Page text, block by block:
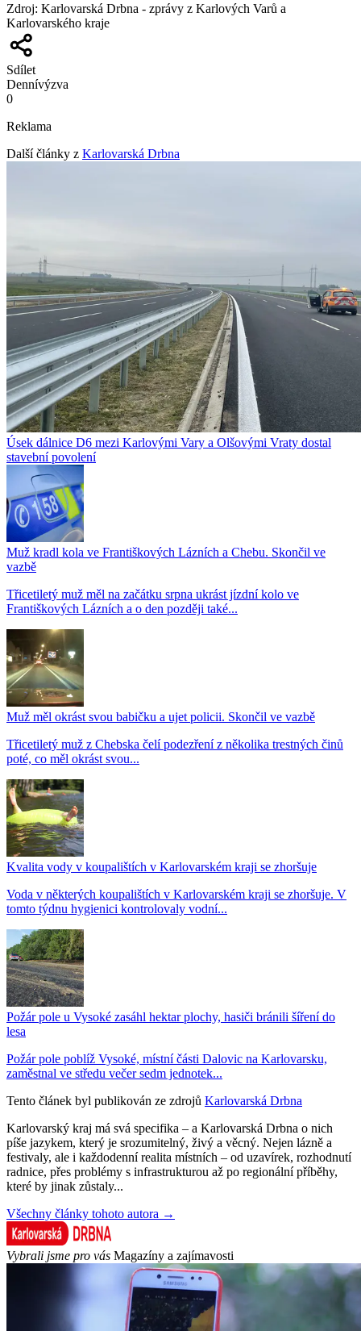
Zdroj: Karlovarská Drbna - zprávy z Karlových Varů a
Karlovarského kraje
Sdílet
Dennívýzva
0
Reklama
Další články z Karlovarská Drbna
Úsek dálnice D6 mezi Karlovými Vary a Olšovými Vraty dostal
stavební povolení
Muž kradl kola ve Františkových Lázních a Chebu. Skončil ve
vazbě
Třicetiletý muž měl na začátku srpna ukrást jízdní kolo ve
Františkových Lázních a o den později také...
Muž měl okrást svou babičku a ujet policii. Skončil ve vazbě
Třicetiletý muž z Chebska čelí podezření z několika trestných činů
poté, co měl okrást svou...
Kvalita vody v koupalištích v Karlovarském kraji se zhoršuje
Voda v některých koupalištích v Karlovarském kraji se zhoršuje. V
tomto týdnu hygienici kontrolovaly vodní...
Požár pole u Vysoké zasáhl hektar plochy, hasiči bránili šíření do
lesa
Požár pole poblíž Vysoké, místní části Dalovic na Karlovarsku,
zaměstnal ve středu večer sedm jednotek...
Tento článek byl publikován ze zdrojů Karlovarská Drbna
Karlovarský kraj má svá specifika – a Karlovarská Drbna o nich
píše jazykem, který je srozumitelný, živý a věcný. Nejen lázně a
festivaly, ale i každodenní realita místních – od uzavírek, rozhodnutí
radnice, přes problémy s infrastrukturou až po regionální příběhy,
které by jinak zůstaly...
Všechny články tohoto autora →
Vybrali jsme pro vás Magazíny a zajímavosti